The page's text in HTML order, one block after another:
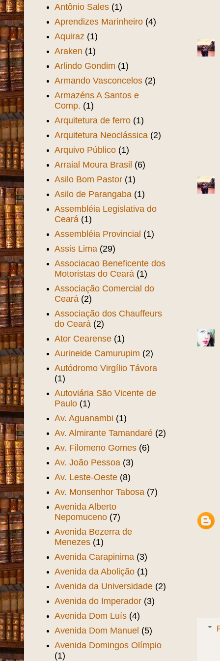
Antônio Sales (1)
Aprendizes Marinheiro (4)
Aquiraz (1)
Araken (1)
Arlindo Gondim (1)
Armando Vasconcelos (2)
Armazéns A Santos e
Comp. (1)
Arquitetura de ferro (1)
Arquitetura Neoclássica (2)
Arquivo Público (1)
Arraial Moura Brasil (6)
Asilo Bom Pastor (1)
Asilo de Parangaba (1)
Assembléia Legislativa do
Ceará (1)
Assembléia Provincial (1)
Assis Lima (29)
Associacao Beneficente dos
Motoristas do Ceará (1)
Associação Comercial do
Ceará (2)
Associação dos Chauffeurs
do Ceará (2)
Ator Cearense (1)
Aurineide Camurupim (2)
Autódromo Virgílio Távora
(1)
Autoviária São Vicente de
Paulo (1)
Av. Aguanambi (1)
Av. Almirante Tamandaré (2)
Av. Filomeno Gomes (6)
Av. João Pessoa (3)
Av. Leste-Oeste (8)
Av. Monsenhor Tabosa (7)
Avenida Alberto
Nepomuceno (7)
Avenida Bezerra de
Menezes (1)
Avenida Carapinima (3)
Avenida da Abolição (1)
Avenida da Universidade (2)
Avenida do Imperador (3)
Avenida Dom Luís (4)
Avenida Dom Manuel (5)
Avenida Domingos Olímpio
(1)